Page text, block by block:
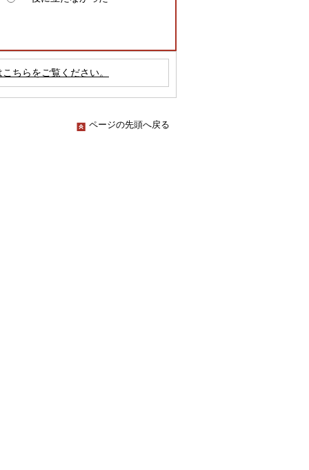
ちらをご覧ください。
ページの先頭へ戻る